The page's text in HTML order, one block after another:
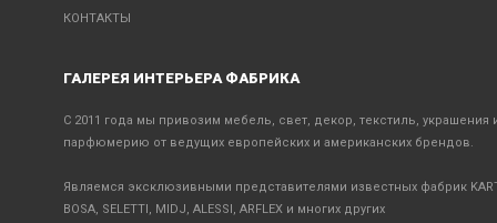
КОНТАКТЫ
ГАЛЕРЕЯ ИНТЕРЬЕРА ФАБРИКА
С 2011 года мы привозим мебель, свет, декор, текстиль, украшения
парфюмерию от ведущих европейских и американских брендов.
Являемся эксклюзивными представителями известных фабрик
BOSA, SELETTI, MIDJ, ALESSI, ARFLEX и многих других